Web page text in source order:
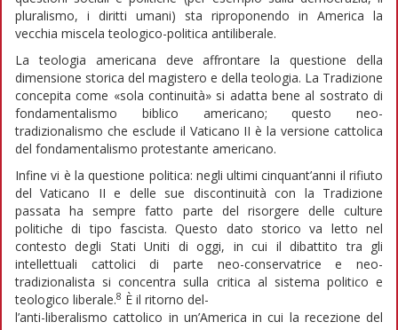
pluralismo, i diritti umani) sta riproponendo in America la
vecchia miscela teologico-politica antiliberale.
La teologia americana deve affrontare la questione della
dimensione storica del magistero e della teologia. La Tradizione
concepita come «sola continuità» si adatta bene al sostrato di
fondamentalismo biblico americano; questo neo-
tradizionalismo che esclude il Vaticano II è la versione cattolica
del fondamentalismo protestante americano.
Infine vi è la questione politica: negli ultimi cinquant’anni il rifiuto
del Vaticano II e delle sue discontinuità con la Tradizione
passata ha sempre fatto parte del risorgere delle culture
politiche di tipo fascista. Questo dato storico va letto nel
contesto degli Stati Uniti di oggi, in cui il dibattito tra gli
intellettuali cattolici di parte neo-conservatrice e neo-
tradizionalista si concentra sulla critica al sistema politico e
teologico liberale.8 È il ritorno del-
l’anti-liberalismo cattolico in un’America in cui la recezione del